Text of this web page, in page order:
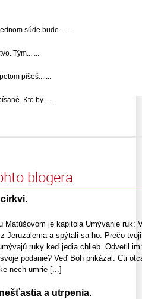
súde bude... ...
Tým... ...
píšeš... ...
Kto by... ...
blogera
cirkvi.
Matúšovom je kapitola Umývanie rúk:
Jeruzalema a spýtali sa ho: Prečo
ruky keď jedia chlieb. Odvetil
podanie? Veď Boh prikázal: Cti
nech umrie [...]
a utrpenia.